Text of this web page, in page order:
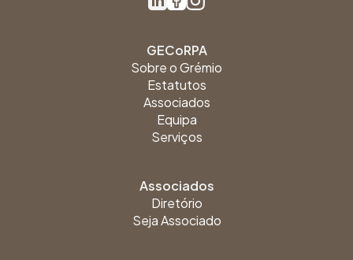
GECoRPA
Sobre o Grémio
Estatutos
Associados
Equipa
Serviços
Associados
Diretório
Seja Associado